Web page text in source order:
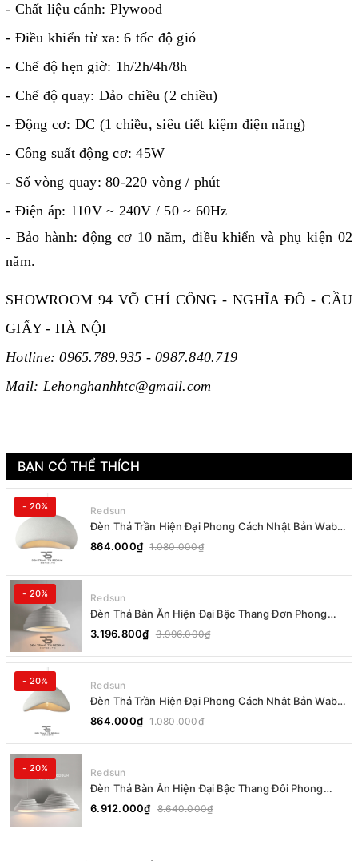
- Chất liệu cánh: Plywood
- Điều khiển từ xa: 6 tốc độ gió
- Chế độ hẹn giờ: 1h/2h/4h/8h
- Chế độ quay: Đảo chiều (2 chiều)
- Động cơ: DC (1 chiều, siêu tiết kiệm điện năng)
- Công suất động cơ: 45W
- Số vòng quay: 80-220 vòng / phút
- Điện áp: 110V ~ 240V / 50 ~ 60Hz
- Bảo hành: động cơ 10 năm, điều khiển và phụ kiện 02
năm.
SHOWROOM 94 VÕ CHÍ CÔNG - NGHĨA ĐÔ - CẦU
GIẤY - HÀ NỘI
Hotline: 0965.789.935 - 0987.840.719
Mail: Lehonghanhhtc@gmail.com
BẠN CÓ THỂ THÍCH
- 20% Redsun
Đèn Thả Trần Hiện Đại Phong Cách Nhật Bản Wabi-
sabi CDT-T036 Dáng B
864.000₫ 1.080.000₫
- 20% Redsun
Đèn Thả Bàn Ăn Hiện Đại Bậc Thang Đơn Phong
Cách Nhật Bản Wabi-sabi DC-T078B
3.196.800₫ 3.996.000₫
- 20% Redsun
Đèn Thả Trần Hiện Đại Phong Cách Nhật Bản Wabi-
sabi CDT-T036 Dáng A
864.000₫ 1.080.000₫
- 20% Redsun
Đèn Thả Bàn Ăn Hiện Đại Bậc Thang Đôi Phong
Cách Nhật Bản Wabi-sabi DC-T078A
6.912.000₫ 8.640.000₫